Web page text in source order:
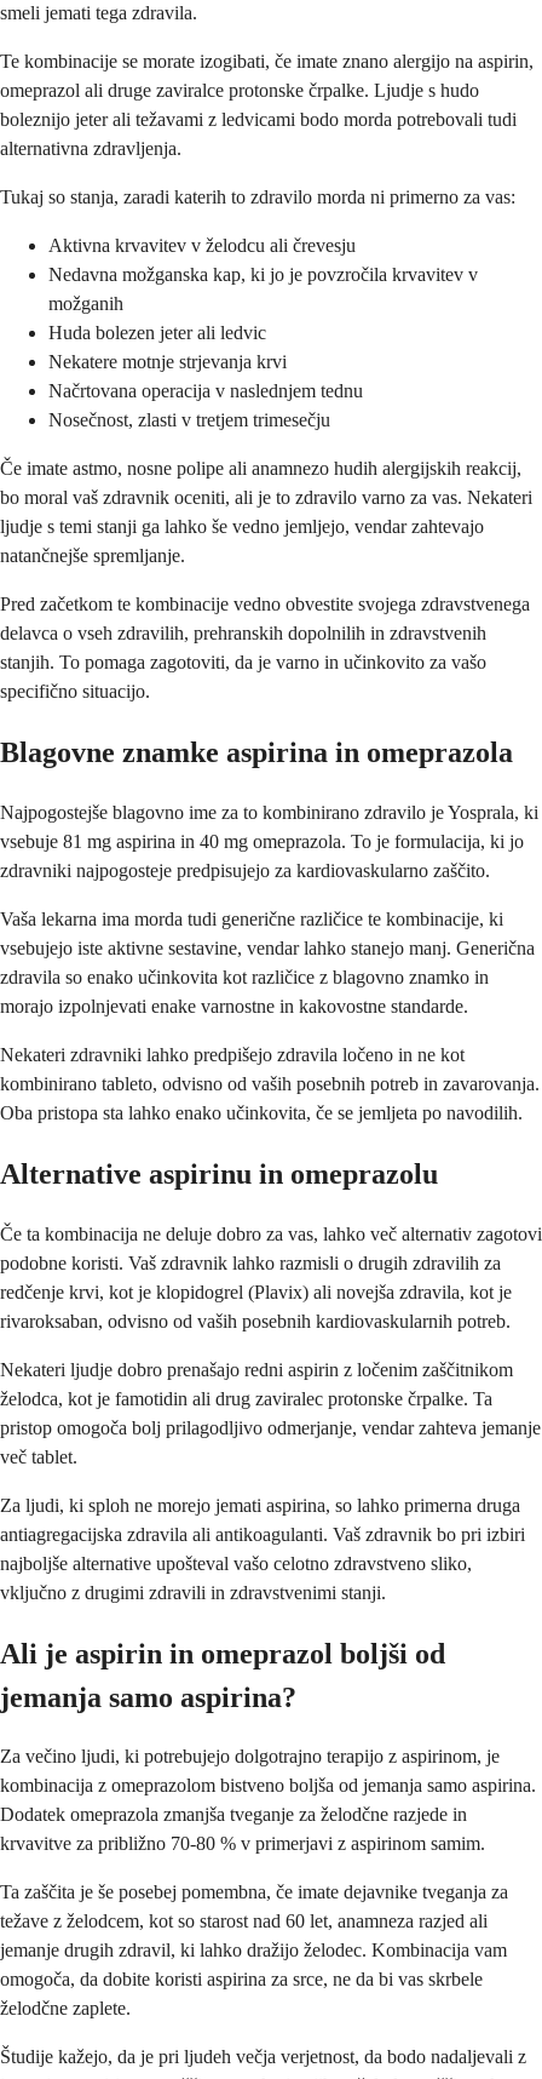
smeli jemati tega zdravila.
Te kombinacije se morate izogibati, če imate znano alergijo na aspirin,
omeprazol ali druge zaviralce protonske črpalke. Ljudje s hudo
boleznijo jeter ali težavami z ledvicami bodo morda potrebovali tudi
alternativna zdravljenja.
Tukaj so stanja, zaradi katerih to zdravilo morda ni primerno za vas:
Aktivna krvavitev v želodcu ali črevesju
Nedavna možganska kap, ki jo je povzročila krvavitev v
možganih
Huda bolezen jeter ali ledvic
Nekatere motnje strjevanja krvi
Načrtovana operacija v naslednjem tednu
Nosečnost, zlasti v tretjem trimesečju
Če imate astmo, nosne polipe ali anamnezo hudih alergijskih reakcij,
bo moral vaš zdravnik oceniti, ali je to zdravilo varno za vas. Nekateri
ljudje s temi stanji ga lahko še vedno jemljejo, vendar zahtevajo
natančnejše spremljanje.
Pred začetkom te kombinacije vedno obvestite svojega zdravstvenega
delavca o vseh zdravilih, prehranskih dopolnilih in zdravstvenih
stanjih. To pomaga zagotoviti, da je varno in učinkovito za vašo
specifično situacijo.
Blagovne znamke aspirina in omeprazola
Najpogostejše blagovno ime za to kombinirano zdravilo je Yosprala, ki
vsebuje 81 mg aspirina in 40 mg omeprazola. To je formulacija, ki jo
zdravniki najpogosteje predpisujejo za kardiovaskularno zaščito.
Vaša lekarna ima morda tudi generične različice te kombinacije, ki
vsebujejo iste aktivne sestavine, vendar lahko stanejo manj. Generična
zdravila so enako učinkovita kot različice z blagovno znamko in
morajo izpolnjevati enake varnostne in kakovostne standarde.
Nekateri zdravniki lahko predpišejo zdravila ločeno in ne kot
kombinirano tableto, odvisno od vaših posebnih potreb in zavarovanja.
Oba pristopa sta lahko enako učinkovita, če se jemljeta po navodilih.
Alternative aspirinu in omeprazolu
Če ta kombinacija ne deluje dobro za vas, lahko več alternativ zagotovi
podobne koristi. Vaš zdravnik lahko razmisli o drugih zdravilih za
redčenje krvi, kot je klopidogrel (Plavix) ali novejša zdravila, kot je
rivaroksaban, odvisno od vaših posebnih kardiovaskularnih potreb.
Nekateri ljudje dobro prenašajo redni aspirin z ločenim zaščitnikom
želodca, kot je famotidin ali drug zaviralec protonske črpalke. Ta
pristop omogoča bolj prilagodljivo odmerjanje, vendar zahteva jemanje
več tablet.
Za ljudi, ki sploh ne morejo jemati aspirina, so lahko primerna druga
antiagregacijska zdravila ali antikoagulanti. Vaš zdravnik bo pri izbiri
najboljše alternative upošteval vašo celotno zdravstveno sliko,
vključno z drugimi zdravili in zdravstvenimi stanji.
Ali je aspirin in omeprazol boljši od
jemanja samo aspirina?
Za večino ljudi, ki potrebujejo dolgotrajno terapijo z aspirinom, je
kombinacija z omeprazolom bistveno boljša od jemanja samo aspirina.
Dodatek omeprazola zmanjša tveganje za želodčne razjede in
krvavitve za približno 70-80 % v primerjavi z aspirinom samim.
Ta zaščita je še posebej pomembna, če imate dejavnike tveganja za
težave z želodcem, kot so starost nad 60 let, anamneza razjed ali
jemanje drugih zdravil, ki lahko dražijo želodec. Kombinacija vam
omogoča, da dobite koristi aspirina za srce, ne da bi vas skrbele
želodčne zaplete.
Študije kažejo, da je pri ljudeh večja verjetnost, da bodo nadaljevali z